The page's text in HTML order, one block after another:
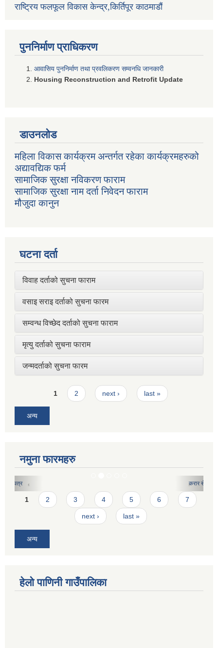
राष्ट्रिय फलफूल विकास केन्द्र,किर्तिपूर काठमाडौं
पुननिर्माण प्राधिकरण
आवासिय पुननिर्माण तथा प्रवलिकरण सम्वनधि जानकारी
Housing Reconstruction and Retrofit Update
डाउनलोड
महिला विकास कार्यक्रम अन्तर्गत रहेका कार्यक्रमहरुको
अद्यावद्यिक फर्म
सामाजिक सुरक्षा नविकरण फाराम
सामाजिक सुरक्षा नाम दर्ता निवेदन फाराम
मौजुदा कानुन
घटना दर्ता
विवाह दर्ताको सुचना फाराम
वसाइ सराइ दर्ताको सुचना फारम
सम्वन्ध विच्छेद दर्ताको सुचना फाराम
मृत्यु दर्ताको सुचना फाराम
जन्मदर्ताको सुचना फारम
Pages1 2 next › last »
अन्य
नमुना फारमहरु
करार सेवाको लागि दरखास्त फारमः
Pages
1 2 3 4 5 6 7
next › last »
अन्य
हेलो पाणिनी गाउँपालिका